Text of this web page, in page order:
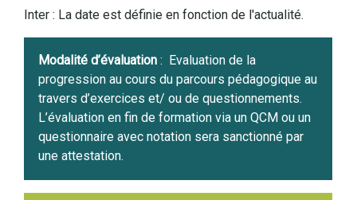
Inter : La date est définie en fonction de l'actualité.
Modalité d’évaluation:
Evaluation de la
progression au cours du parcours pédagogique au
travers d’exercices et/ ou de questionnements.
L’évaluation en fin de formation via un QCM ou un
questionnaire avec notation sera sanctionné par
une attestation.